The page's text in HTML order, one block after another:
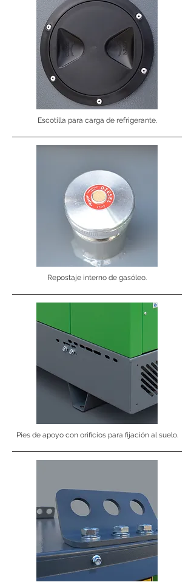
Escotilla para carga de refrigerante.
Repostaje interno de gasóleo.
Pies de apoyo con orificios para fijación al suelo.